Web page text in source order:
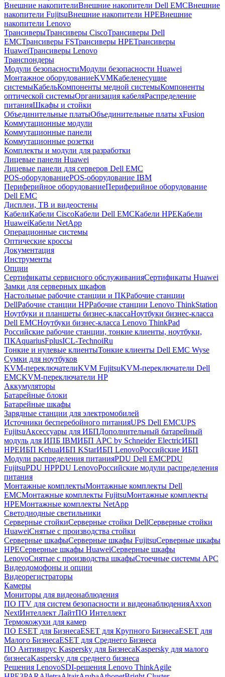
Внешние накопителиВнешние накопители Dell EMCВнешние
накопители FujitsuВнешние накопители HPEВнешние
накопители Lenovo
ТрансиверыТрансиверы CiscoТрансиверы Dell
EMCТрансиверы FSТрансиверы HPEТрансиверы
HuaweiТрансиверы Lenovo
Транспондеры
Модули безопасностиМодули безопасности Huawei
Монтажное оборудованиеKVMКабеленесущие
системыКабельКомпоненты медной системыКомпоненты
оптической системыОрганизация кабеляРаспределение
питанияШкафы и стойки
Объединительные платыОбъединительные платы xFusion
Коммутационные модули
Коммутационные панели
Коммутационные розетки
Комплекты и модули для разработки
Лицевые панели Huawei
Лицевые панели для серверов Dell EMC
POS-оборудованиеPOS-оборудование IBM
Периферийное оборудованиеПериферийное оборудование
Dell EMC
Дисплеи, ТВ и видеостены
КабелиКабели CiscoКабели Dell EMCКабели HPEКабели
HuaweiКабели NetApp
Операционные системы
Оптические кроссы
Документация
Инструменты
Опции
Сертификаты сервисного обслуживанияСертификаты Huawei
Замки для серверных шкафов
Настольные рабочие станции и ПКРабочие станции
DellРабочие станции HPРабочие станции Lenovo ThinkStation
Ноутбуки и планшеты бизнес-классаНоутбуки бизнес-класса
Dell EMCНоутбуки бизнес-класса Lenovo ThinkPad
Российские рабочие станции, тонкие клиенты, ноутбуки,
ПКAquariusFplusICL-TechnoiRu
Тонкие и нулевые клиентыТонкие клиенты Dell EMC Wyse
Сумки для ноутбуков
KVM-переключателиKVM FujitsuKVM-переключатели Dell
EMCKVM-переключатели HP
Аккумуляторы
Батарейные блоки
Батарейные шкафы
Зарядные станции для электромобилей
Источники бесперебойного питанияUPS Dell EMCUPS
FujitsuАксессуары для ИБПДополнительный батарейный
модуль для ИПБ IBMИБП APC by Schneider ElectricИБП
HPEИБП KehuaИБП KStarИБП LenovoРоссийские ИБП
Модули распределения питанияPDU Dell EMCPDU
FujitsuPDU HPPDU LenovoРоссийские модули распределения
питания
Монтажные комплектыМонтажные комплекты Dell
EMCМонтажные комплекты FujitsuМонтажные комплекты
HPEМонтажные комплекты NetApp
Светодиодные светильники
Серверные стойкиСерверные стойки DellСерверные стойки
HuaweiСнятые с производства стойки
Серверные шкафыСерверные шкафы FujitsuСерверные шкафы
HPEСерверные шкафы HuaweiСерверные шкафы
LenovoСнятые с производства шкафыСтоечные системы APC
Видеодомофоны и опции
Видеорегистраторы
Камеры
Мониторы для видеонаблюдения
ПО ITV для систем безопасности и видеонаблюденияAxxon
NextИнтеллект ЛайтПО Интеллект
Термокожухи для камер
ПО ESET для БизнесаESET для Крупного БизнесаESET для
Малого БизнесаESET для Среднего Бизнеса
ПО Антивирус Kaspersky для БизнесаKaspersky для малого
бизнесаKaspersky для среднего бизнеса
Решения LenovoSDI-решения Lenovo ThinkAgile